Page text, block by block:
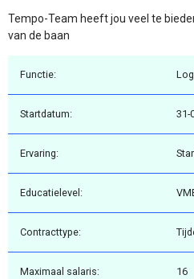
Tempo-Team heeft jou veel te
van de baan
Functie:
Startdatum: 31-
Ervaring:
Educatielevel:
Contracttype:
Maximaal salaris: 16